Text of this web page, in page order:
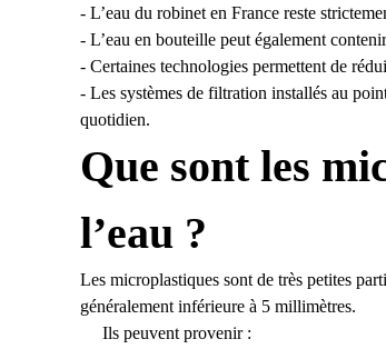
- L’eau du robinet en France reste
- L’eau en bouteille peut également
- Certaines technologies permettent de
- Les systèmes de filtration installés au
quotidien.
Que sont les
l’eau ?
Les microplastiques sont de très petites
généralement inférieure à 5 millimètres.
Ils peuvent provenir :